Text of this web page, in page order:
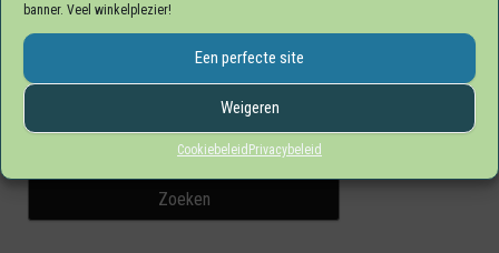
banner. Veel winkelplezier!
Een perfecte site
Weigeren
Cookiebeleid Privacybeleid
Zoeken naar: